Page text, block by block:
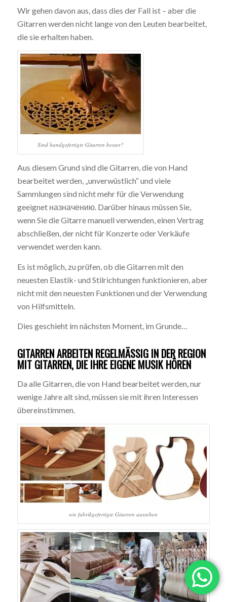
Wir gehen davon aus, dass dies der Fall ist – aber die
Gitarren werden nicht lange von den Leuten bearbeitet,
die sie erhalten haben.
Sind handgefertigte Gitarren besser?
Aus diesem Grund sind die Gitarren, die von Hand
bearbeitet werden, „unverwüstlich“ und viele
Sammlungen sind nicht mehr für die Verwendung
geeignet назначению. Darüber hinaus müssen Sie,
wenn Sie die Gitarre manuell verwenden, einen Vertrag
abschließen, der nicht für Konzerte oder Verkäufe
verwendet werden kann.
Es ist möglich, zu prüfen, ob die Gitarren mit den
neuesten Elastik- und Stilrichtungen funktionieren, aber
nicht mit den neuesten Funktionen und der Verwendung
von Hilfsmitteln.
Dies geschieht im nächsten Moment, im Grunde…
GITARREN ARBEITEN REGELMÄSSIG IN DER REGION M
IT GITARREN, DIE IHRE EIGENE MUSIK HÖREN
Da alle Gitarren, die von Hand bearbeitet werden, nur
wenige Jahre alt sind, müssen sie mit ihren Interessen
übereinstimmen.
wie fabrikgefertigte Gitarren aussehen